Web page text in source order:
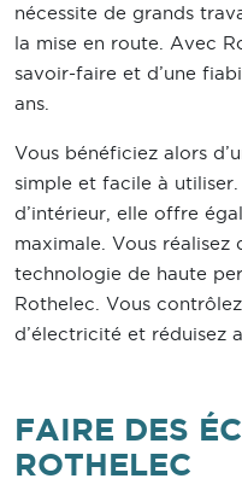
nécessite de grands
la mise en route. Avec
savoir-faire et d’une
ans.
Vous bénéficiez alors
simple et facile à
d’intérieur, elle offre
maximale. Vous réalisez
technologie de haute
Rothelec. Vous
d’électricité et réduisez
FAIRE DES
ROTHELEC